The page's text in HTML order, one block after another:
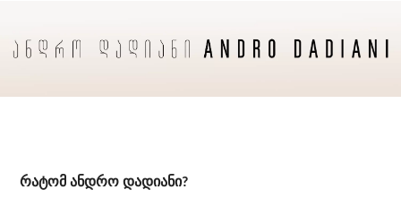
რატომ ანდრო დადიანი?